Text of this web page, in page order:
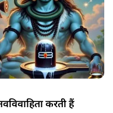
करती हैं